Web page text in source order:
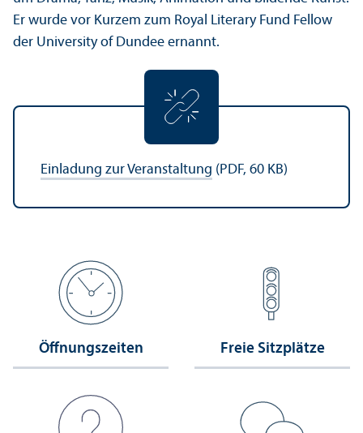
Er wurde vor Kurzem zum Royal Literary Fund Fellow
der University of Dundee ernannt.
Einladung zur Veranstaltung (PDF, 60 KB)
Öffnungs­zeiten Freie Sitzplätze